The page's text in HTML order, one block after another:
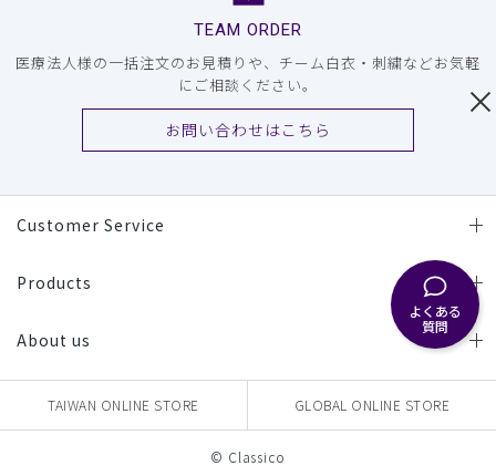
よくある
質問
TEAM ORDER
医療法人様の一括注文のお見積りや、チーム白衣・刺繍などお気軽
にご相談ください。
お問い合わせはこちら
Customer Service
Products
About us
TAIWAN ONLINE STORE GLOBAL ONLINE STORE
© Classico